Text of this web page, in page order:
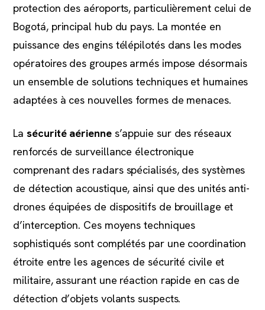
protection des aéroports, particulièrement celui de
Bogotá, principal hub du pays. La montée en
puissance des engins télépilotés dans les modes
opératoires des groupes armés impose désormais
un ensemble de solutions techniques et humaines
adaptées à ces nouvelles formes de menaces.
Lasécurité aériennes’appuie sur des réseaux
renforcés de surveillance électronique
comprenant des radars spécialisés, des systèmes
de détection acoustique, ainsi que des unités anti-
drones équipées de dispositifs de brouillage et
d’interception. Ces moyens techniques
sophistiqués sont complétés par une coordination
étroite entre les agences de sécurité civile et
militaire, assurant une réaction rapide en cas de
détection d’objets volants suspects.